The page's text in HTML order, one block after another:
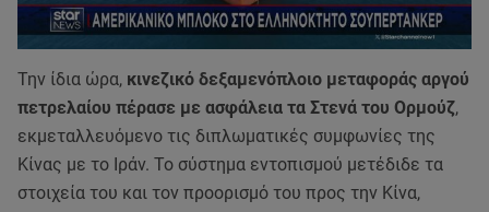
Την ίδια ώρα, κινεζικό δεξαμενόπλοιο μεταφοράς αργού
πετρελαίου πέρασε με ασφάλεια τα Στενά του Ορμούζ,
εκμεταλλευόμενο τις διπλωματικές συμφωνίες της
Κίνας με το Ιράν. Το σύστημα εντοπισμού μετέδιδε τα
στοιχεία του και τον προορισμό του προς την Κίνα,